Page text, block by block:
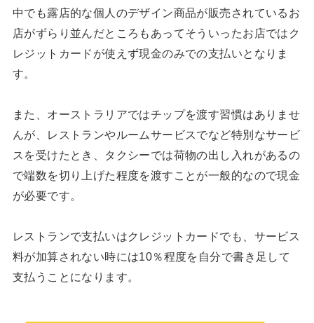
中でも露店的な個人のデザイン商品が販売されているお
店がずらり並んだところもあってそういったお店ではク
レジットカードが使えず現金のみでの支払いとなりま
す。
また、オーストラリアではチップを渡す習慣はありませ
んが、レストランやルームサービスでなど特別なサービ
スを受けたとき、タクシーでは荷物の出し入れがあるの
で端数を切り上げた程度を渡すことが一般的なので現金
が必要です。
レストランで支払いはクレジットカードでも、サービス
料が加算されない時には10％程度を自分で書き足して
支払うことになります。